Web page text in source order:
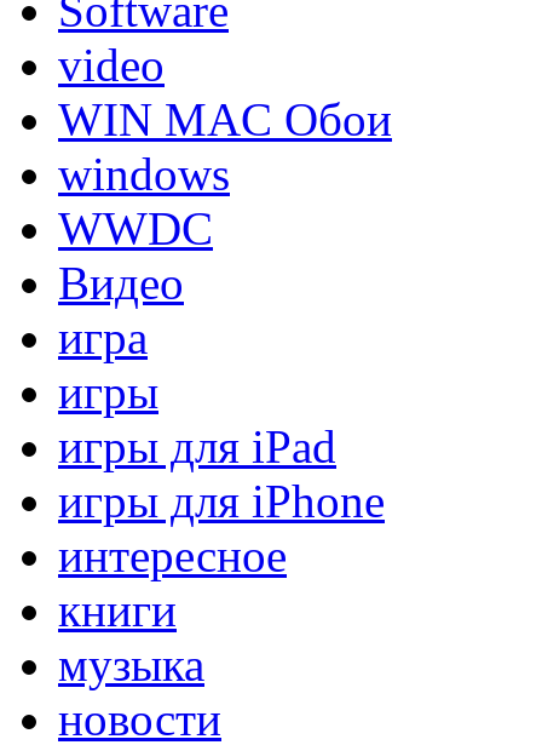
video
WIN MAC Обои
windows
WWDC
Видео
игра
игры
игры для iPad
игры для iPhone
интересное
книги
музыка
новости